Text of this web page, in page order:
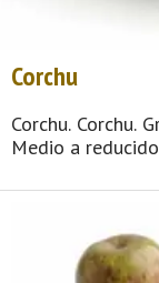
Corchu
Corchu. Corchu.
Medio a
Producción: